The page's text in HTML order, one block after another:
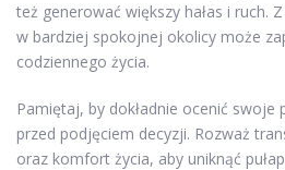
też generować większy hałas i ruch.
w bardziej spokojnej okolicy może
codziennego życia.
Pamiętaj, by dokładnie ocenić swoje
przed podjęciem decyzji. Rozważ
oraz komfort życia, aby uniknąć